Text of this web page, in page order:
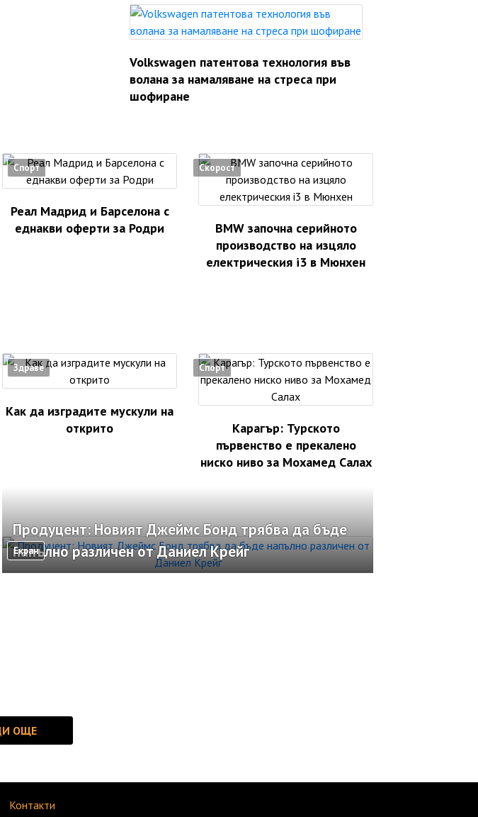
Volkswagen патентова технология във
волана за намаляване на стреса при
шофиране
Спорт
Реал Мадрид и Барселона с
еднакви оферти за Родри
Скорост
BMW започна серийното
производство на изцяло
електрическия i3 в Мюнхен
Здраве
Как да изградите мускули на
открито
Спорт
Карагър: Турското
първенство е прекалено
ниско ниво за Мохамед Салах
Екран
Продуцент: Новият Джеймс Бонд трябва да бъде
напълно различен от Даниел Крейг
Контакти